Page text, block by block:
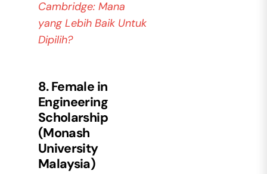
Cambridge: Mana
yang Lebih Baik Untuk
Dipilih?
8. Female in
Engineering
Scholarship
(Monash
University
Malaysia)